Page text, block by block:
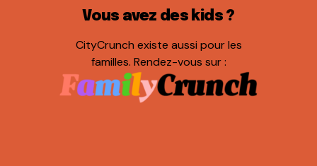
Vous avez des kids ?
CityCrunch existe aussi pour les
familles. Rendez-vous sur :